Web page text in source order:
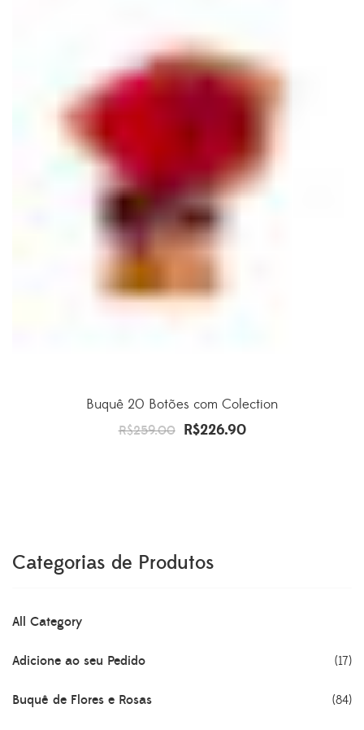
Buquê 20 Botões com Colection
R$259.00
O
R$226.90O
Categorias de Produtos
All Category
Adicione ao seu Pedido (17)
Buquê de Flores e Rosas (84)